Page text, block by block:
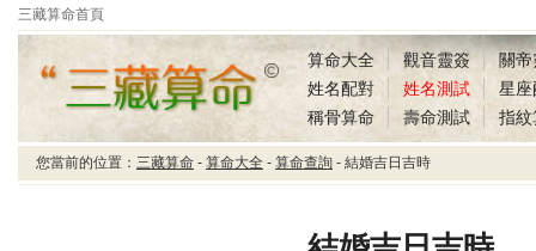
三藏算命首頁
三藏算命結婚吉日吉時
算命大全 觀音靈簽
關
姓名配對
姓名測試
星座
稱骨算命
壽命測試 指紋
您當前的位置： 三藏算命 - 算命大全 - 算命查詢 - 結婚吉日吉時